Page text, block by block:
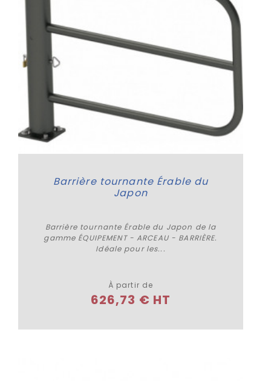
Barrière tournante Érable du
Japon
Barrière tournante Érable du Japon de la
gamme ÉQUIPEMENT - ARCEAU - BARRIÈRE.
Idéale pour les...
À partir de
626,73 € HT